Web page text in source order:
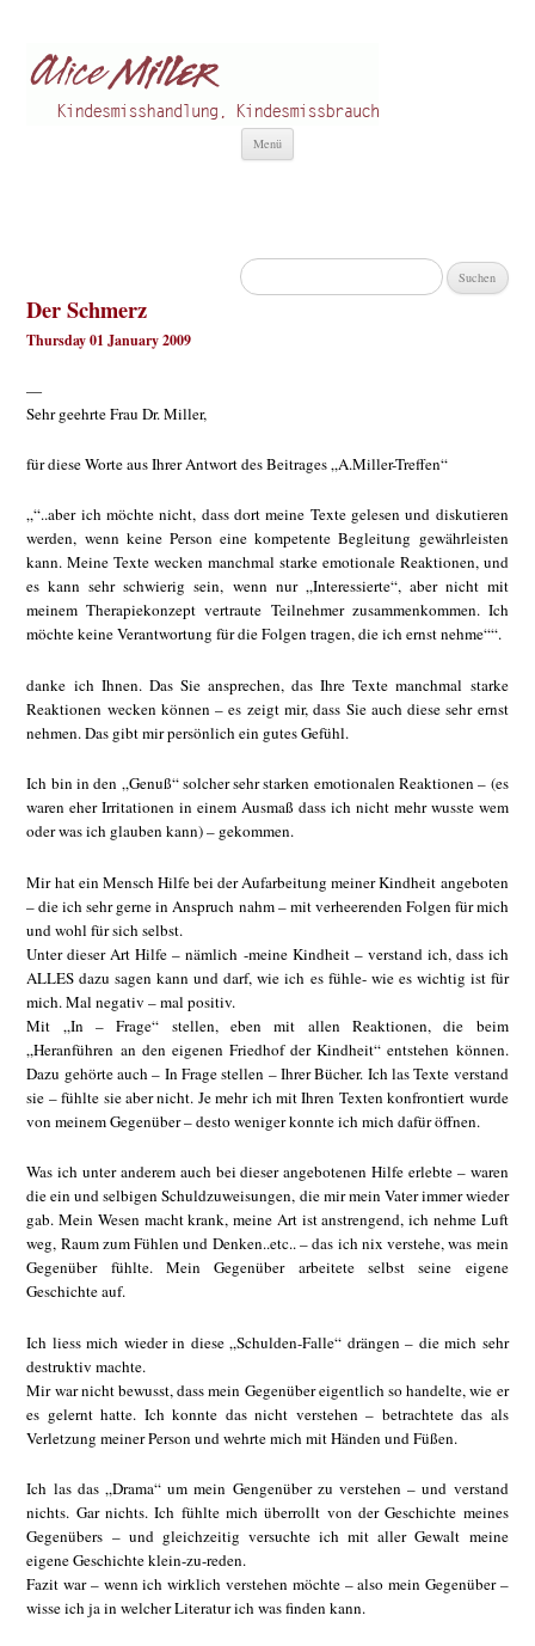
Menü
Suchen
nach:
Der Schmerz
Thursday 01 January 2009
—
Sehr geehrte Frau Dr. Miller,
für diese Worte aus Ihrer Antwort des Beitrages „A.Miller-Treffen“
„“..aber ich möchte nicht, dass dort meine Texte gelesen und diskutieren
werden, wenn keine Person eine kompetente Begleitung gewährleisten
kann. Meine Texte wecken manchmal starke emotionale Reaktionen, und
es kann sehr schwierig sein, wenn nur „Interessierte“, aber nicht mit
meinem Therapiekonzept vertraute Teilnehmer zusammenkommen. Ich
möchte keine Verantwortung für die Folgen tragen, die ich ernst nehme““.
danke ich Ihnen. Das Sie ansprechen, das Ihre Texte manchmal starke
Reaktionen wecken können – es zeigt mir, dass Sie auch diese sehr ernst
nehmen. Das gibt mir persönlich ein gutes Gefühl.
Ich bin in den „Genuß“ solcher sehr starken emotionalen Reaktionen – (es
waren eher Irritationen in einem Ausmaß dass ich nicht mehr wusste wem
oder was ich glauben kann) – gekommen.
Mir hat ein Mensch Hilfe bei der Aufarbeitung meiner Kindheit angeboten
– die ich sehr gerne in Anspruch nahm – mit verheerenden Folgen für mich
und wohl für sich selbst.
Unter dieser Art Hilfe – nämlich -meine Kindheit – verstand ich, dass ich
ALLES dazu sagen kann und darf, wie ich es fühle- wie es wichtig ist für
mich. Mal negativ – mal positiv.
Mit „In – Frage“ stellen, eben mit allen Reaktionen, die beim
„Heranführen an den eigenen Friedhof der Kindheit“ entstehen können.
Dazu gehörte auch – In Frage stellen – Ihrer Bücher. Ich las Texte verstand
sie – fühlte sie aber nicht. Je mehr ich mit Ihren Texten konfrontiert wurde
von meinem Gegenüber – desto weniger konnte ich mich dafür öffnen.
Was ich unter anderem auch bei dieser angebotenen Hilfe erlebte – waren
die ein und selbigen Schuldzuweisungen, die mir mein Vater immer wieder
gab. Mein Wesen macht krank, meine Art ist anstrengend, ich nehme Luft
weg, Raum zum Fühlen und Denken..etc.. – das ich nix verstehe, was mein
Gegenüber fühlte. Mein Gegenüber arbeitete selbst seine eigene
Geschichte auf.
Ich liess mich wieder in diese „Schulden-Falle“ drängen – die mich sehr
destruktiv machte.
Mir war nicht bewusst, dass mein Gegenüber eigentlich so handelte, wie er
es gelernt hatte. Ich konnte das nicht verstehen – betrachtete das als
Verletzung meiner Person und wehrte mich mit Händen und Füßen.
Ich las das „Drama“ um mein Gengenüber zu verstehen – und verstand
nichts. Gar nichts. Ich fühlte mich überrollt von der Geschichte meines
Gegenübers – und gleichzeitig versuchte ich mit aller Gewalt meine
eigene Geschichte klein-zu-reden.
Fazit war – wenn ich wirklich verstehen möchte – also mein Gegenüber –
wisse ich ja in welcher Literatur ich was finden kann.